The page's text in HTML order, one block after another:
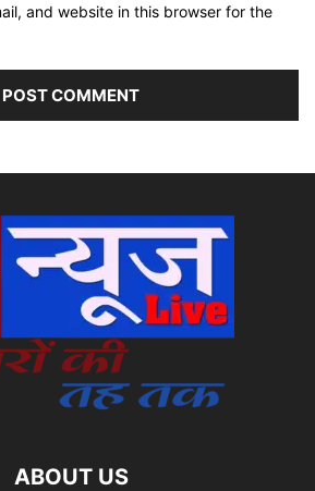
and website in this browser for the
ABOUT US